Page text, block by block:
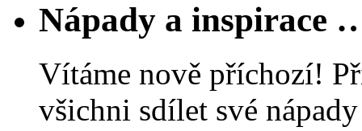
Nápady a inspirace
Vítáme nově příchozí!
všichni sdílet své